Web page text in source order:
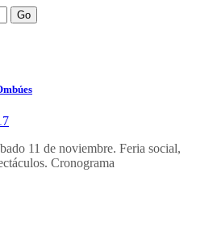
11 de noviembre. Feria social,
Cronograma